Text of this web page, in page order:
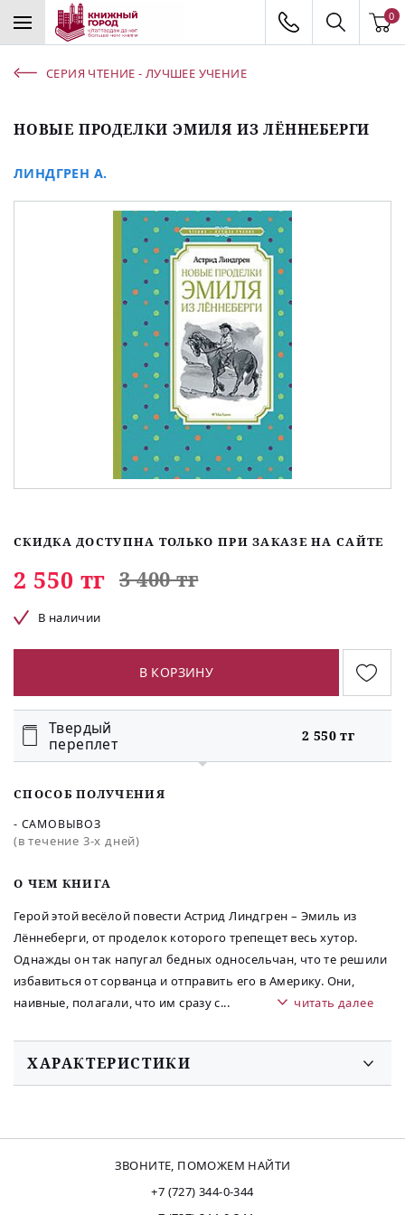
0
СЕРИЯ ЧТЕНИЕ - ЛУЧШЕЕ УЧЕНИЕ
НОВЫЕ ПРОДЕЛКИ ЭМИЛЯ ИЗ ЛЁННЕБЕРГИ
ЛИНДГРЕН А.
O ЧЕМ КНИГА
Герой этой весёлой повести Астрид Линдгрен – Эмиль из
Лённеберги, от проделок которого трепещет весь хутор.
Однажды он так напугал бедных односельчан, что те решили
избавиться от сорванца и отправить его в Америку. Они,
наивные, полагали, что им сразу с... читать далее
СКИДКА ДОСТУПНА ТОЛЬКО ПРИ ЗАКАЗЕ НА САЙТЕ
2 550 тг 3 400 тг
В наличии
В КОРЗИНУ
Твердый
переплет
2 550 тг
СПОСОБ ПОЛУЧЕНИЯ
- САМОВЫВОЗ
(в течение 3-х дней)
ХАРАКТЕРИСТИКИ
ЗВОНИТЕ, ПОМОЖЕМ НАЙТИ
+7 (727) 344-0-344